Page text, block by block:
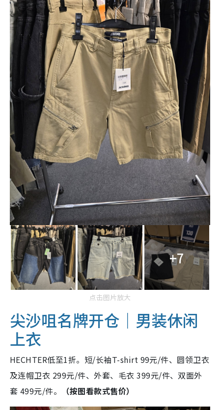
+7
点击图片放大
尖沙咀名牌开仓｜男装休闲
上衣
HECHTER低至1折。短/长袖T-shirt 99元/件、圆领卫衣
及连帽卫衣 299元/件、外套、毛衣 399元/件、双面外
套 499元/件。
（按图看款式售价）